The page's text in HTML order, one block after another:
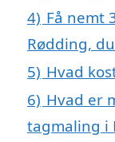
4) Få nemt
Rødding,
5) Hvad
6) Hvad er
tagmaling i